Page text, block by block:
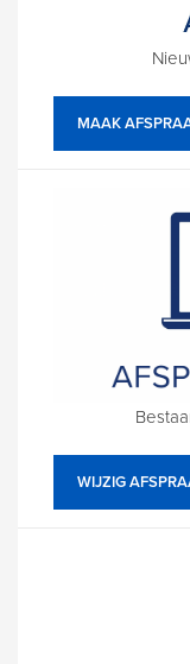
MAAK
WIJZIG